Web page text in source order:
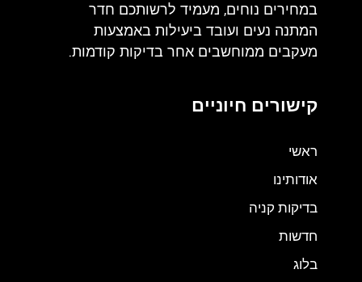
במחירים נוחים, מעמיד לרשותכם חדר
המתנה נעים ועובד ביעילות באמצעות
מעקבים ממוחשבים אחר בדיקות קודמות.
קישורים חיוניים
ראשי
אודותינו
בדיקות קניה
חדשות
בלוג